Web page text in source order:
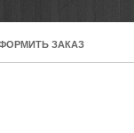
ЗАКАЗ